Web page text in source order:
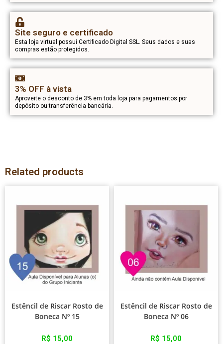
Site seguro e certificado
Esta loja virtual possui Certificado Digital SSL. Seus dados e suas
compras estão protegidos.
3% OFF à vista
Aproveite o desconto de 3% em toda loja para pagamentos por
depósito ou transferência bancária.
Related products
Estêncil de Riscar Rosto de
Boneca Nº 15
R$ 15,00
Estêncil de Riscar Rosto de
Boneca Nº 06
R$ 15,00